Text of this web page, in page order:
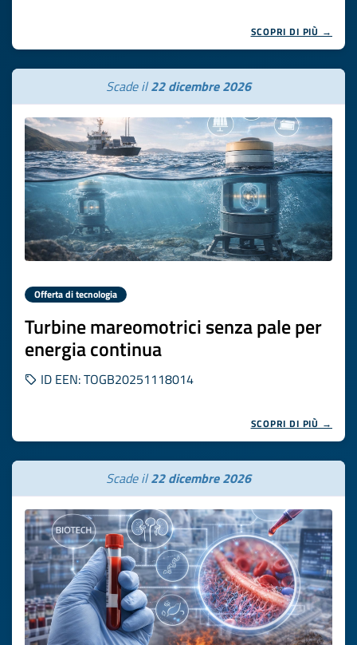
SCOPRI DI PIÙ →
Scade il22 dicembre 2026
Offerta di tecnologia
Turbine mareomotrici senza pale per
energia continua
ID EEN: TOGB20251118014
SCOPRI DI PIÙ →
Scade il22 dicembre 2026